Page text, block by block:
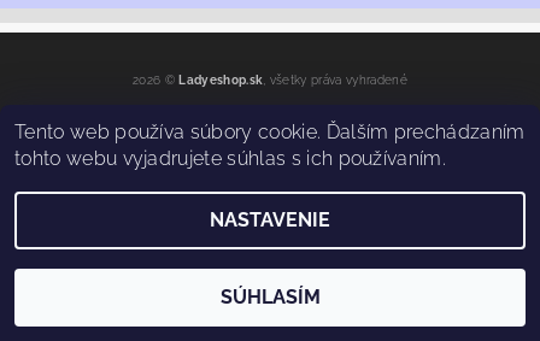
2026 © Ladyeshop.sk , všetky práva vyhradené
Vytvoril Shoptet
Tento web používa súbory cookie. Ďalším prechádzaním
tohto webu vyjadrujete súhlas s ich používaním.
NASTAVENIE
SÚHLASÍM